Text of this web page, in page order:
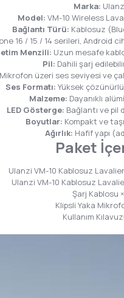
Marka:
Model: VM-10 Wireless
Bağlantı Türü: Kablosuz
16 / 15 / 14 serileri, Android
Menzili: Uzun mesafe
Pil: Dahili şarj
Mikrofon üzeri ses seviyesi ve
Ses Formatı: Yüksek
Malzeme: Dayanıklı
LED Gösterge: Bağlantı ve
Boyutlar: Kompakt ve
Ağırlık: Hafif yapı
Paket
Ulanzi VM-10 Kablosuz
Ulanzi VM-10 Kablosuz
Şarj Kablosu
Klipsli Yaka
Kullanım